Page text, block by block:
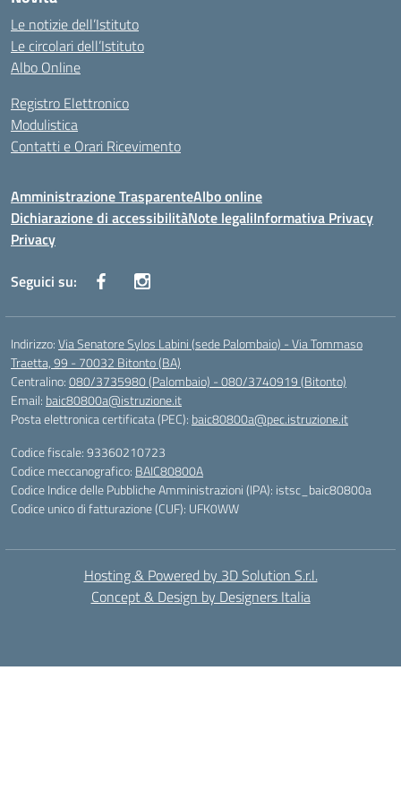
Le notizie dell’Istituto
Le circolari dell’Istituto
Albo Online
Registro Elettronico
Modulistica
Contatti e Orari Ricevimento
Amministrazione TrasparenteAlbo online
Dichiarazione di accessibilitàNote legaliInformativa Privacy
Privacy
Seguici su:
Indirizzo:Via Senatore Sylos Labini (sede Palombaio) - Via Tommaso
Traetta, 99 - 70032 Bitonto (BA)
Centralino:080/3735980 (Palombaio) - 080/3740919 (Bitonto)
Email: baic80800a@istruzione.it
Posta elettronica certificata (PEC): baic80800a@pec.istruzione.it
Codice fiscale: 93360210723
Codice meccanografico: BAIC80800A
Codice Indice delle Pubbliche Amministrazioni (IPA): istsc_baic80800a
Codice unico di fatturazione (CUF): UFK0WW
Hosting & Powered by 3D Solution S.r.l.
Concept & Design by Designers Italia